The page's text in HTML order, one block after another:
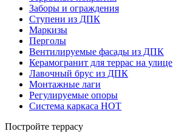
Заборы и ограждения
Ступени из ДПК
Маркизы
Перголы
Вентилируемые фасады из ДПК
Керамогранит для террас на улице
Лавочный брус из ДПК
Монтажные лаги
Регулируемые опоры
Система каркаса НОТ
Постройте террасу